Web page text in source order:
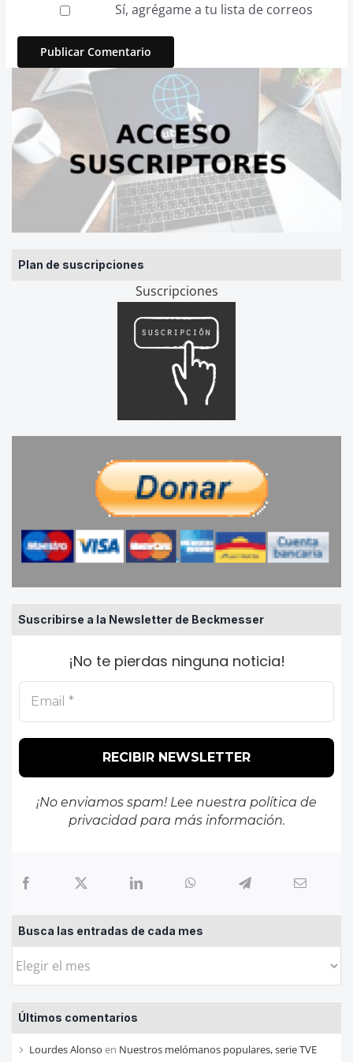
Plan de suscripciones
Suscripciones
Suscribirse a la Newsletter de Beckmesser
¡No te pierdas ninguna noticia!
¡No enviamos spam! Lee nuestra política de
privacidadpara más información.
Busca las entradas de cada mes
Busca
entradas
de
cada
Últimos comentarios
Lourdes Alonso en Nuestros melómanos populares, serie TVE
Sí, agrégame a tu lista de correos